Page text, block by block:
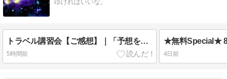
ゆければいいな。
トラベル講習会【ご感想】｜「予想をはるかに超えて驚きながらも、めちゃくちゃ楽しくてあっという間過ぎでした✨」
5時間前 4日前